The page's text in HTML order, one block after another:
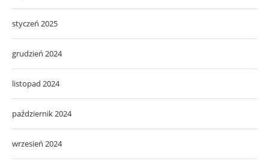
styczeń 2025
grudzień 2024
listopad 2024
październik 2024
wrzesień 2024